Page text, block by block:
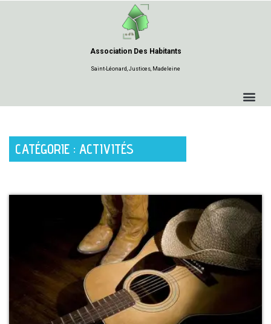
Association Des Habitants
Saint-Léonard, Justices, Madeleine
CATÉGORIE : ACTIVITÉS